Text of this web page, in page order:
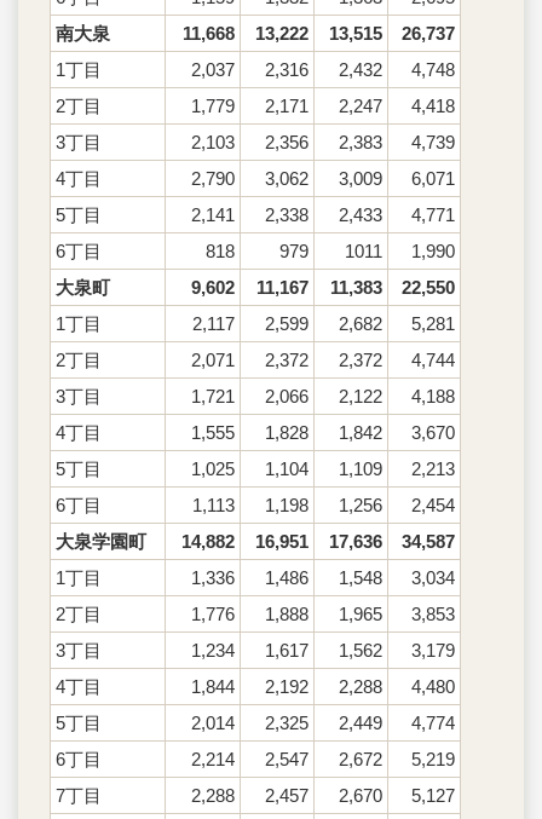
南大泉
11,668 13,222 13,515
26,737
1丁目
2,037 2,316 2,432
4,748
2丁目
1,779 2,171 2,247
4,418
3丁目
2,103 2,356 2,383
4,739
4丁目
2,790 3,062 3,009
6,071
5丁目
2,141 2,338 2,433
4,771
6丁目
818 979 1011
1,990
大泉町
9,602 11,167 11,383
22,550
1丁目
2,117 2,599 2,682
5,281
2丁目
2,071 2,372 2,372
4,744
3丁目
1,721 2,066 2,122
4,188
4丁目
1,555 1,828 1,842
3,670
5丁目
1,025 1,104 1,109
2,213
6丁目
1,113 1,198 1,256
2,454
大泉学園町
14,882 16,951 17,636
34,587
1丁目
1,336 1,486 1,548
3,034
2丁目
1,776 1,888 1,965
3,853
3丁目
1,234 1,617 1,562
3,179
4丁目
1,844 2,192 2,288
4,480
5丁目
2,014 2,325 2,449
4,774
6丁目
2,214 2,547 2,672
5,219
7丁目
2,288 2,457 2,670
5,127